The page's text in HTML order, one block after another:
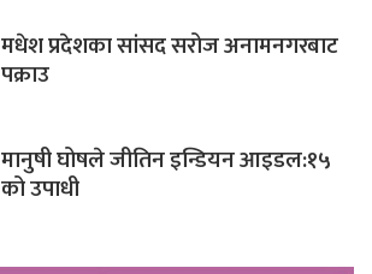
मधेश प्रदेशका सांसद सरोज अनामनगरबाट
पक्राउ
मानुषी घोषले जीतिन इन्डियन आइडल:१५
को उपाधी